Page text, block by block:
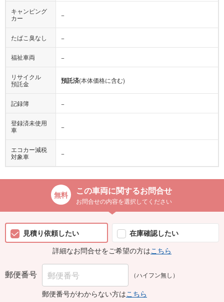
キャンピング
カー
−
たばこ臭なし −
福祉車両 −
リサイクル
預託金
預託済(本体価格に含む)
記録簿 −
登録済未使用
車
−
エコカー減税
対象車
−
この車両に関するお問合せ
お問合せの内容を選択してください
見積り依頼したい
在庫確認したい
詳細なお問合せをご希望の方はこちら
郵便番号 （ハイフン無し）
郵便番号がわからない方はこちら